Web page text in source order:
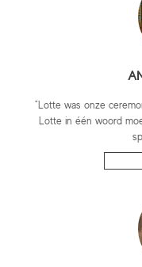
"Lotte was onze
Lotte in één woord